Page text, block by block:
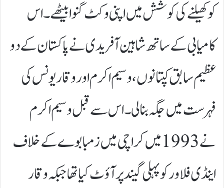
کو کھیلنے کی کوشش میں اپنی وکٹ گنوا بیٹھے۔اس
کامیابی کے ساتھ شاہین آفریدی نے پاکستان کے دو
عظیم سابق کپتانوں، وسیم اکرم اور وقار یونس کی
فہرست میں جگہ بنا لی۔ اس سے قبل وسیم اکرم
نے 1993 میں کراچی میں زمبابوے کے خلاف
اینڈی فلاور کو پہلی گیند پر آؤٹ کیا تھا جبکہ وقار